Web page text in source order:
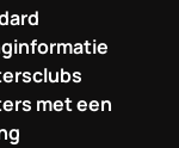
met een